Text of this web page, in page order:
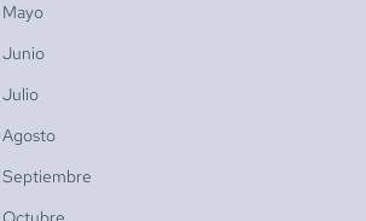
Mayo
Junio
Julio
Agosto
Septiembre